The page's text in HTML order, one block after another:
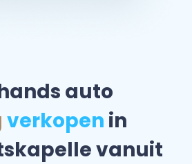
auto
verkopen in
vanuit